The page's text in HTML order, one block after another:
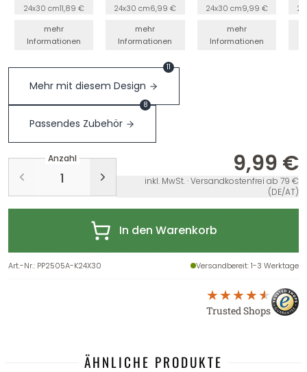
24x30 cm11,89 €
mehr
Informationen
24x30 cm6,99 €
mehr
Informationen
24x30 cm9,99 €
mehr
Informationen
Mehr mit diesem Design
11
Passendes Zubehör
8
Anzahl 9,99 €
inkl. MwSt. · Versandkostenfrei ab 79 €
(DE/AT)
In den Warenkorb
Art.-Nr.: PP2505A-K24X30 Versandbereit: 1-3 Werktage
Trusted Shops
ÄHNLICHE PRODUKTE